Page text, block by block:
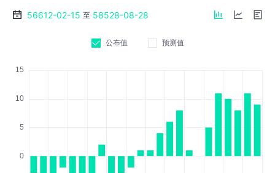
56612-02-15 至 58528-08-28
公布值 预测值